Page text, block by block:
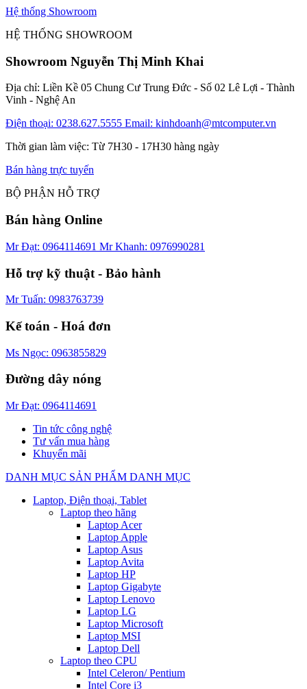
Hệ thống Showroom
HỆ THỐNG SHOWROOM
Showroom Nguyễn Thị Minh Khai
Địa chỉ: Liền Kề 05 Chung Cư Trung Đức - Số 02 Lê Lợi - Thành
Vinh - Nghệ An
Điện thoại: 0238.627.5555 Email: kinhdoanh@mtcomputer.vn
Thời gian làm việc: Từ 7H30 - 17H30 hàng ngày
Bán hàng trực tuyến
BỘ PHẬN HỖ TRỢ
Bán hàng Online
Mr Đạt: 0964114691 Mr Khanh: 0976990281
Hỗ trợ kỹ thuật - Bảo hành
Mr Tuấn: 0983763739
Kế toán - Hoá đơn
Ms Ngọc: 0963855829
Đường dây nóng
Mr Đạt: 0964114691
Tin tức công nghệ
Tư vấn mua hàng
Khuyến mãi
DANH MỤC SẢN PHẨM DANH MỤC
Laptop, Điện thoại, Tablet
Laptop theo hãng
Laptop Acer
Laptop Apple
Laptop Asus
Laptop Avita
Laptop HP
Laptop Gigabyte
Laptop Lenovo
Laptop LG
Laptop Microsoft
Laptop MSI
Laptop Dell
Laptop theo CPU
Intel Celeron/ Pentium
Intel Core i3